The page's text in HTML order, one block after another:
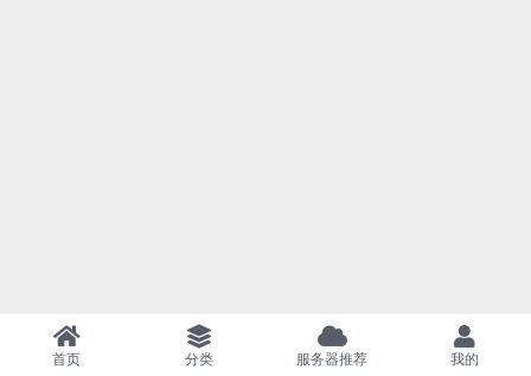
首页 分类 服务器推荐 我的